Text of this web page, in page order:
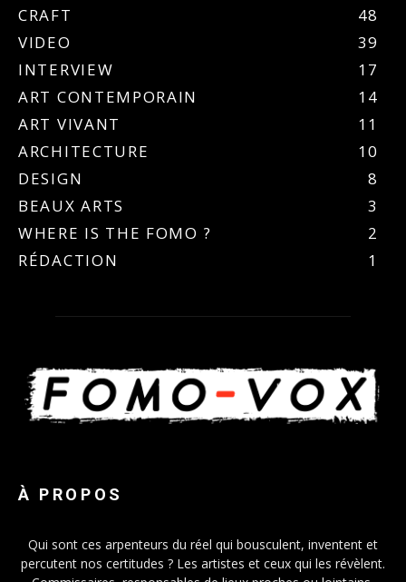
CRAFT
48
VIDEO
39
INTERVIEW
17
ART CONTEMPORAIN
14
ART VIVANT
11
ARCHITECTURE
10
DESIGN
8
BEAUX ARTS
3
WHERE IS THE FOMO ?
2
RÉDACTION
1
À PROPOS
Qui sont ces arpenteurs du réel qui bousculent, inventent et
percutent nos certitudes ? Les artistes et ceux qui les révèlent.